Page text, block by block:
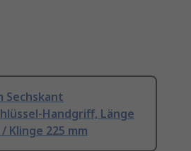
Sechskant
Handgriff, Länge
Klinge 225 mm